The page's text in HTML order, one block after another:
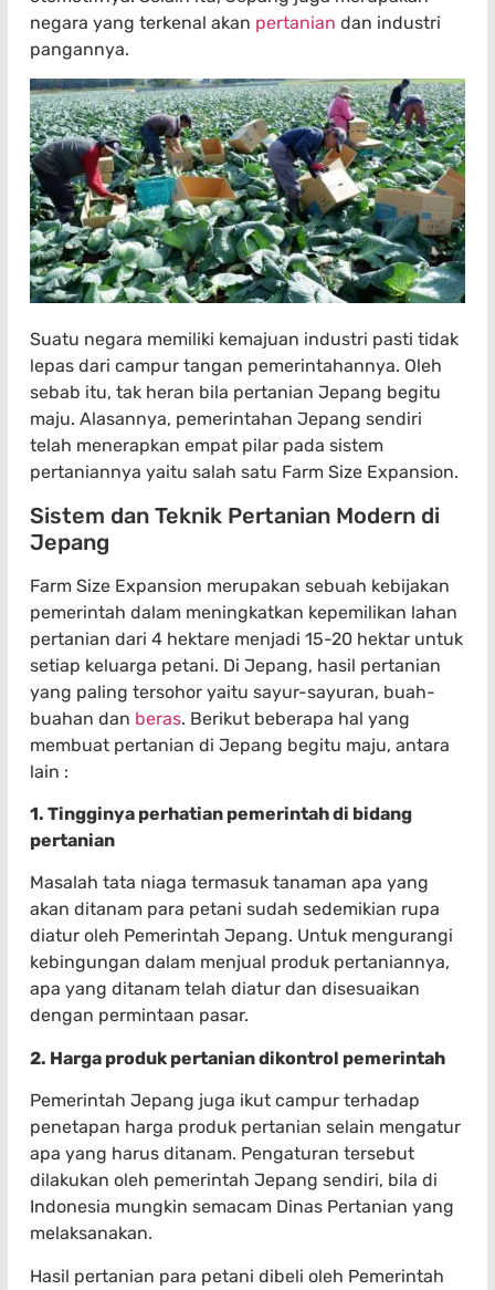
negara yang terkenal akan pertanian dan industri
pangannya.
Suatu negara memiliki kemajuan industri pasti tidak
lepas dari campur tangan pemerintahannya. Oleh
sebab itu, tak heran bila pertanian Jepang begitu
maju. Alasannya, pemerintahan Jepang sendiri
telah menerapkan empat pilar pada sistem
pertaniannya yaitu salah satu Farm Size Expansion.
Sistem dan Teknik Pertanian Modern di
Jepang
Farm Size Expansion merupakan sebuah kebijakan
pemerintah dalam meningkatkan kepemilikan lahan
pertanian dari 4 hektare menjadi 15-20 hektar untuk
setiap keluarga petani. Di Jepang, hasil pertanian
yang paling tersohor yaitu sayur-sayuran, buah-
buahan dan beras. Berikut beberapa hal yang
membuat pertanian di Jepang begitu maju, antara
lain :
1. Tingginya perhatian pemerintah di bidang
pertanian
Masalah tata niaga termasuk tanaman apa yang
akan ditanam para petani sudah sedemikian rupa
diatur oleh Pemerintah Jepang. Untuk mengurangi
kebingungan dalam menjual produk pertaniannya,
apa yang ditanam telah diatur dan disesuaikan
dengan permintaan pasar.
2. Harga produk pertanian dikontrol pemerintah
Pemerintah Jepang juga ikut campur terhadap
penetapan harga produk pertanian selain mengatur
apa yang harus ditanam. Pengaturan tersebut
dilakukan oleh pemerintah Jepang sendiri, bila di
Indonesia mungkin semacam Dinas Pertanian yang
melaksanakan.
Hasil pertanian para petani dibeli oleh Pemerintah